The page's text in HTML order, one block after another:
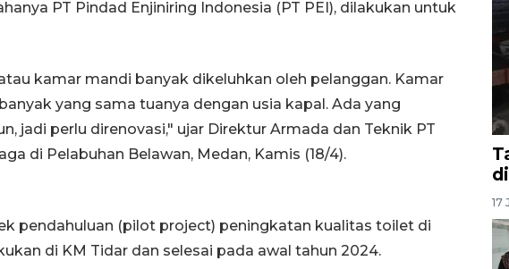
PT Pindad Enjiniring Indonesia (PT PEI), dilakukan untuk
kamar mandi banyak dikeluhkan oleh pelanggan. Kamar
yang sama tuanya dengan usia kapal. Ada yang
jadi perlu direnovasi," ujar Direktur Armada dan Teknik PT
di Pelabuhan Belawan, Medan, Kamis (18/4).
pendahuluan (pilot project) peningkatan kualitas toilet di
di KM Tidar dan selesai pada awal tahun 2024.
17